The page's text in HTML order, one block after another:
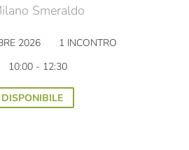
Smeraldo
2026
1 INCONTRO
10:00 - 12:30
DISPONIBILE